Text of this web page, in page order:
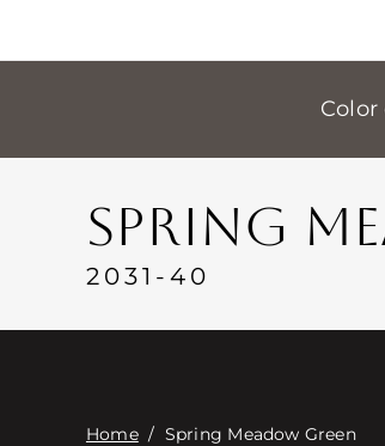
Color
SPRING
2031-40
Home/ Spring Meadow Green